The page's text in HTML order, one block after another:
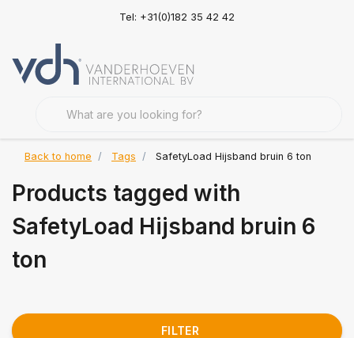
Tel: +31(0)182 35 42 42
Back to home Tags SafetyLoad Hijsband bruin 6 ton
Products tagged with
SafetyLoad Hijsband bruin 6
ton
FILTER